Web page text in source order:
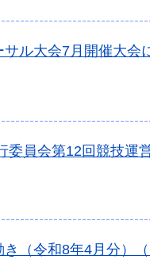
ル大会7月開催大会
委員会第12回競技運
（令和8年4月分）（